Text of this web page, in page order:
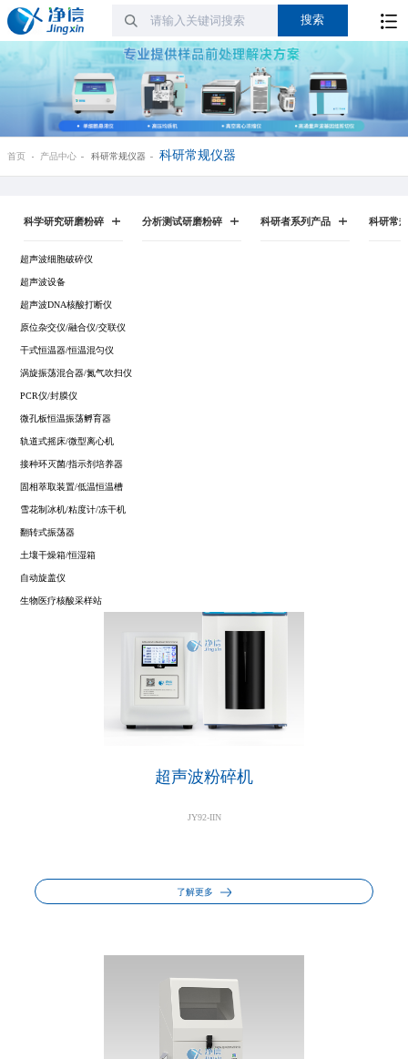
首页 产品中心 科研常规仪器 科研常规仪器
科学研究研磨粉碎 分析测试研磨粉碎 科研者系列产品 科研常
超声波细胞破碎仪
超声波设备
超声波DNA核酸打断仪
原位杂交仪/融合仪/交联仪
干式恒温器/恒温混匀仪
涡旋振荡混合器/氮气吹扫仪
PCR仪/封膜仪
微孔板恒温振荡孵育器
轨道式摇床/微型离心机
接种环灭菌/指示剂培养器
固相萃取装置/低温恒温槽
雪花制冰机/粘度计/冻干机
翻转式振荡器
土壤干燥箱/恒湿箱
自动旋盖仪
生物医疗核酸采样站
超声波粉碎机
JY92-IIN
了解更多